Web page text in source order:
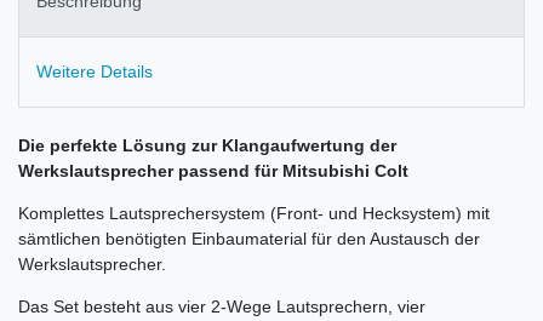
Weitere Details
Die perfekte Lösung zur Klangaufwertung der
Werkslautsprecher passend für Mitsubishi Colt
Komplettes Lautsprechersystem (Front- und Hecksystem) mit
sämtlichen benötigten Einbaumaterial für den Austausch der
Werkslautsprecher.
Das Set besteht aus vier 2-Wege Lautsprechern, vier